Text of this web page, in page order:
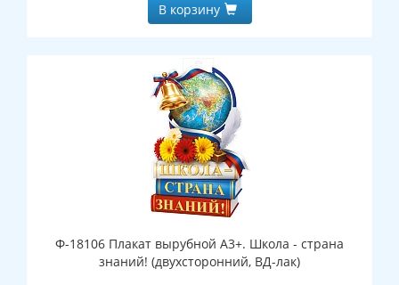
В корзину
Ф-18106 Плакат вырубной А3+. Школа - страна
знаний! (двухсторонний, ВД-лак)